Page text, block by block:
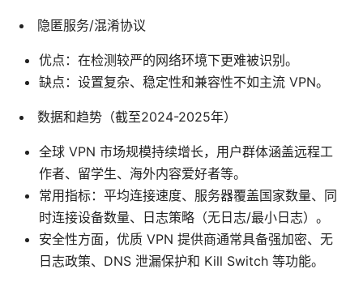
隐匿服务/混淆协议
优点：在检测较严的网络环境下更难被识别。
缺点：设置复杂、稳定性和兼容性不如主流 VPN。
数据和趋势（截至2024-2025年）
全球 VPN 市场规模持续增长，用户群体涵盖远程工
作者、留学生、海外内容爱好者等。
常用指标：平均连接速度、服务器覆盖国家数量、同
时连接设备数量、日志策略（无日志/最小日志）。
安全性方面，优质 VPN 提供商通常具备强加密、无
日志政策、DNS 泄漏保护和 Kill Switch 等功能。